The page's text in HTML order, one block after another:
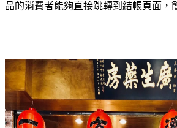
品的消費者能夠直接跳轉到結帳頁面，